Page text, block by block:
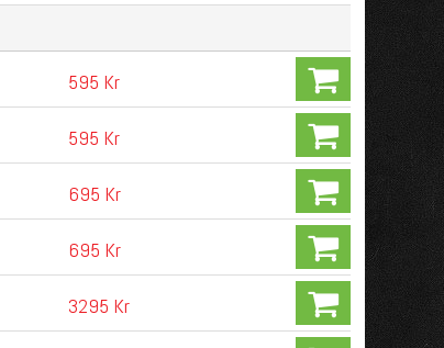
595 Kr
595 Kr
695 Kr
695 Kr
3295 Kr